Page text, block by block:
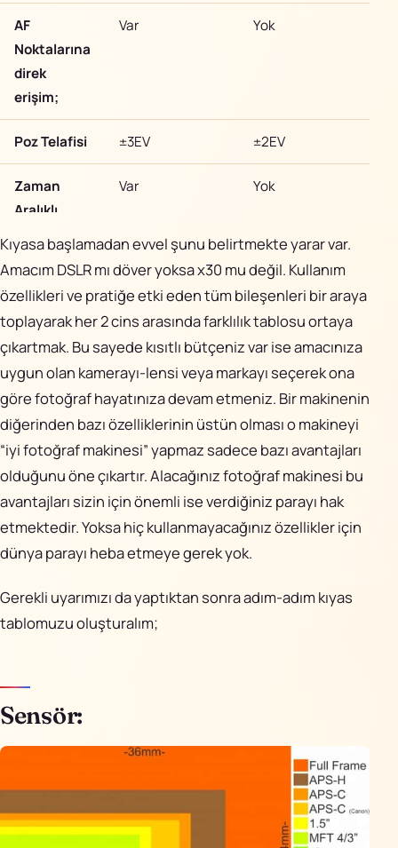
AF
Noktalarına
direk
erişim;
Var Yok
Poz Telafisi ±3EV ±2EV
Zaman
Aralıklı
Çekim:
Var Yok
Açılış
Süresi
0.5 saniye yavaş
Deklanşör
Gecikmesi
0.1 saniye yok
Sürekli
Çekim:
12 fps
Lens
FUJINON ƒ/2.0-
2.8 lens 4x
manual zoom
lens (35mm
112mm)
FUJINON ƒ/2.0-
2.8 lens 4x
manual zoom
112mm)
Kontrol
Q Menu
Q Menü de
değişiklik
Standard Q
Menu
Kıyasa başlamadan evvel şunu belirtmekte yarar var.
Amacım DSLR mı döver yoksa x30 mu değil. Kullanım
özellikleri ve pratiğe etki eden tüm bileşenleri bir araya
toplayarak her 2 cins arasında farklılık tablosu ortaya
çıkartmak. Bu sayede kısıtlı bütçeniz var ise amacınıza
uygun olan kamerayı-lensi veya markayı seçerek ona
göre fotoğraf hayatınıza devam etmeniz. Bir makinenin
diğerinden bazı özelliklerinin üstün olması o makineyi
“iyi fotoğraf makinesi” yapmaz sadece bazı avantajları
olduğunu öne çıkartır. Alacağınız fotoğraf makinesi bu
avantajları sizin için önemli ise verdiğiniz parayı hak
etmektedir. Yoksa hiç kullanmayacağınız özellikler için
dünya parayı heba etmeye gerek yok.
Gerekli uyarımızı da yaptıktan sonra adım-adım kıyas
tablomuzu oluşturalım;
Sensör: